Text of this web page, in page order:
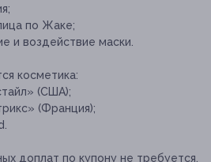
по Жаке;
и воздействие маски.
косметика:
(США);
(Франция);
доплат по купону не требуется.